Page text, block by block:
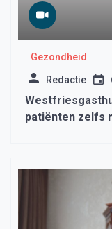
Gezondheid
Redactie
patiënten zelfs